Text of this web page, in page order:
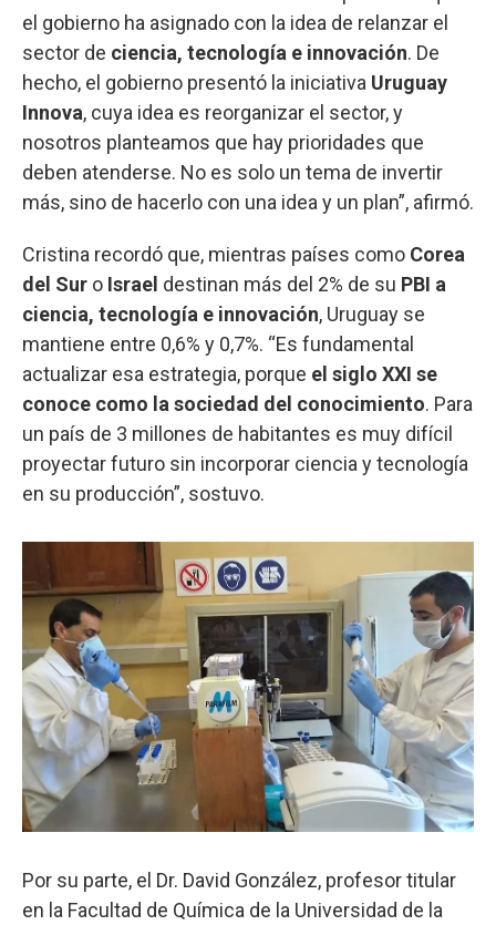
el gobierno ha asignado con la idea de relanzar el
sector de ciencia, tecnología e innovación. De
hecho, el gobierno presentó la iniciativa Uruguay
Innova, cuya idea es reorganizar el sector, y
nosotros planteamos que hay prioridades que
deben atenderse. No es solo un tema de invertir
más, sino de hacerlo con una idea y un plan”, afirmó.
Cristina recordó que, mientras países como Corea
del Sur o Israel destinan más del 2% de su PBI a
ciencia, tecnología e innovación, Uruguay se
mantiene entre 0,6% y 0,7%. “Es fundamental
actualizar esa estrategia, porque el siglo XXI se
conoce como la sociedad del conocimiento. Para
un país de 3 millones de habitantes es muy difícil
proyectar futuro sin incorporar ciencia y tecnología
en su producción”, sostuvo.
Por su parte, el Dr. David González, profesor titular
en la Facultad de Química de la Universidad de la